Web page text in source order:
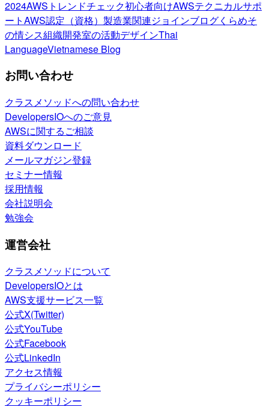
2024AWSトレンドチェック初心者向けAWSテクニカルサポ
ートAWS認定（資格） 製造業関連ジョインブログくらめそ
の情シス組織開発室の活動デザインThai
LanguageVietnamese Blog
お問い合わせ
クラスメソッドへの問い合わせ
DevelopersIOへのご意見
AWSに関するご相談
資料ダウンロード
メールマガジン登録
セミナー情報
採用情報
会社説明会
勉強会
運営会社
クラスメソッドについて
DevelopersIOとは
AWS支援サービス一覧
公式X(Twitter)
公式YouTube
公式Facebook
公式LinkedIn
アクセス情報
プライバシーポリシー
クッキーポリシー